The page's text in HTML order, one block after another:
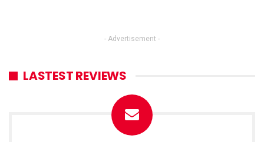
- Advertisement -
LASTEST REVIEWS